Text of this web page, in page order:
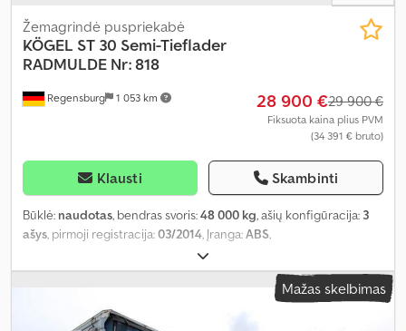
Regensburg 1 053 km
Žemagrindė puspriekabė
KÖGEL ST 30 Semi-Tieflader
RADMULDE Nr: 818
28 900 €29 900 €
Fiksuota kaina plius PVM
(34 391 € bruto)
Klausti Skambinti
Būklė: naudotas, bendras svoris:48 000 kg, ašių konfigūracija: 3
ašys, pirmoji registracija:03/2014, Įranga:ABS,
Mažas skelbimas